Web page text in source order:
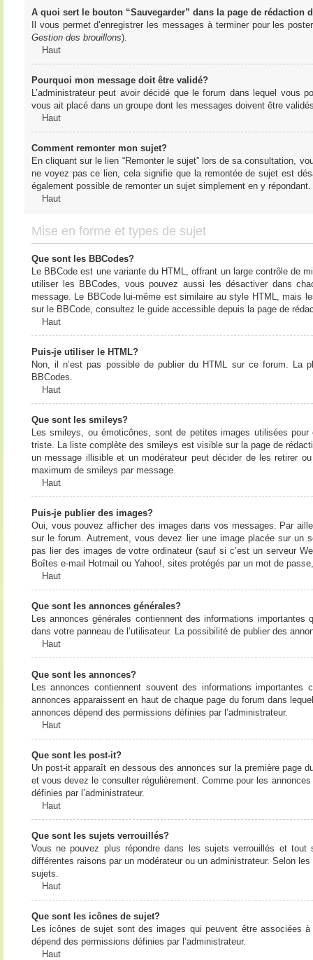
A quoi sert le bouton “Sauvegarder” dans la page de rédaction
Il vous permet d’enregistrer les messages à terminer pour les
Gestion des brouillons).
Haut
Pourquoi mon message doit être validé?
L’administrateur peut avoir décidé que le forum dans lequel vous
vous ait placé dans un groupe dont les messages doivent être
Haut
Comment remonter mon sujet?
En cliquant sur le lien “Remonter le sujet” lors de sa consultation,
ne voyez pas ce lien, cela signifie que la remontée de sujet est
également possible de remonter un sujet simplement en y
Haut
Mise en forme et types de sujet
Que sont les BBCodes?
Le BBCode est une variante du HTML, offrant un large contrôle de
utiliser les BBCodes, vous pouvez aussi les désactiver dans
message. Le BBCode lui-même est similaire au style HTML, mais
sur le BBCode, consultez le guide accessible depuis la page de
Haut
Puis-je utiliser le HTML?
Non, il n’est pas possible de publier du HTML sur ce forum. La
BBCodes.
Haut
Que sont les smileys?
Les smileys, ou émoticônes, sont de petites images utilisées
triste. La liste complète des smileys est visible sur la page de
un message illisible et un modérateur peut décider de les retirer
maximum de smileys par message.
Haut
Puis-je publier des images?
Oui, vous pouvez afficher des images dans vos messages. Par
sur le forum. Autrement, vous devez lier une image placée sur un
pas lier des images de votre ordinateur (sauf si c’est un serveur
Boîtes e-mail Hotmail ou Yahoo!, sites protégés par un mot de
Haut
Que sont les annonces générales?
Les annonces générales contiennent des informations
dans votre panneau de l’utilisateur. La possibilité de publier des
Haut
Que sont les annonces?
Les annonces contiennent souvent des informations
annonces apparaissent en haut de chaque page du forum dans
annonces dépend des permissions définies par l’administrateur.
Haut
Que sont les post-it?
Un post-it apparaît en dessous des annonces sur la première page
et vous devez le consulter régulièrement. Comme pour les
définies par l’administrateur.
Haut
Que sont les sujets verrouillés?
Vous ne pouvez plus répondre dans les sujets verrouillés et
différentes raisons par un modérateur ou un administrateur. Selon
sujets.
Haut
Que sont les icônes de sujet?
Les icônes de sujet sont des images qui peuvent être associées
dépend des permissions définies par l’administrateur.
Haut